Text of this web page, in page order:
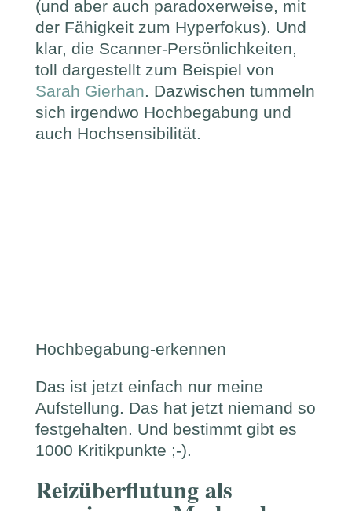
(und aber auch paradoxerweise, mit
der Fähigkeit zum Hyperfokus). Und
klar, die Scanner-Persönlichkeiten,
toll dargestellt zum Beispiel von
Sarah Gierhan. Dazwischen tummeln
sich irgendwo Hochbegabung und
auch Hochsensibilität.
Hochbegabung-erkennen
Das ist jetzt einfach nur meine
Aufstellung. Das hat jetzt niemand so
festgehalten. Und bestimmt gibt es
1000 Kritikpunkte ;-).
Reizüberflutung als